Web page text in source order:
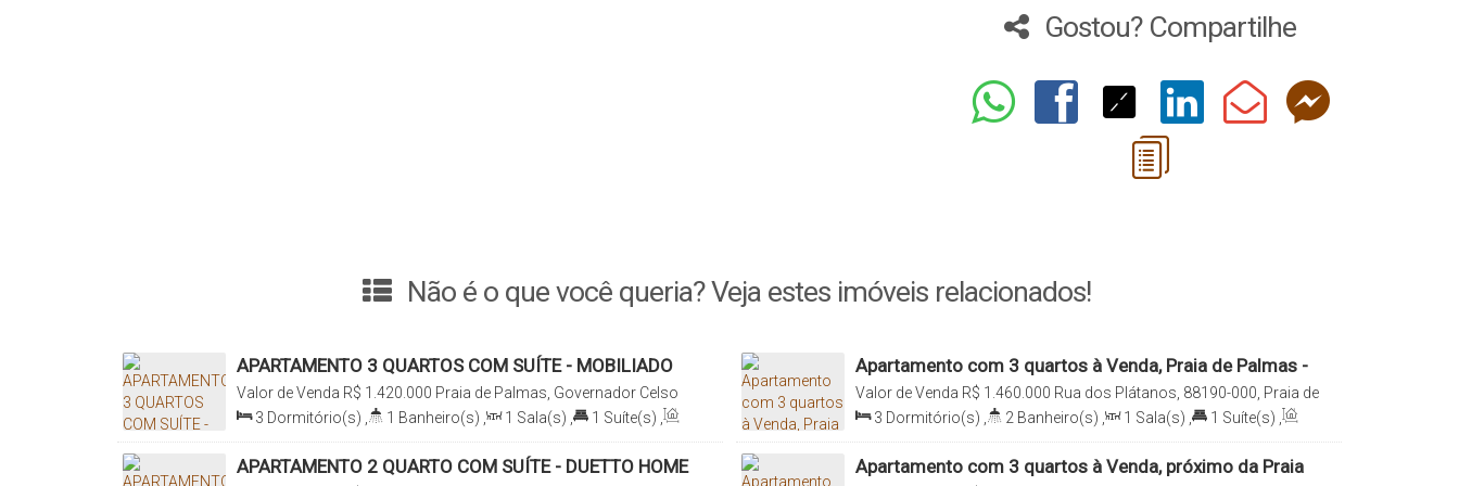
Gostou? Compartilhe
Não é o que você queria? Veja estes imóveis relacionados!
APARTAMENTO 3 QUARTOS COM SUÍTE - MOBILIADO
ALTO PADRÃO - PRAIA DE PALMAS
R$ 1.420.000
Valor de Venda
Praia de Palmas, Governador Celso
Ramos, Santa Catarina, Brasil
3 Dormitório(s) 1 Banheiro(s) 1 Sala(s) 1 Suíte(s)
Apartamento com 3 quartos à Venda, Praia de Palmas -
Governador Celso Ramos
R$ 1.460.000
Valor de Venda
Rua dos Plátanos, 88190-000, Praia de
Palmas, Governador Celso Ramos, Santa Catarina, Brasil
3 Dormitório(s) 2 Banheiro(s) 1 Sala(s) 1 Suíte(s)
APARTAMENTO 2 QUARTO COM SUÍTE - DUETTO HOME
Apartamento com 3 quartos à Venda, próximo da Praia